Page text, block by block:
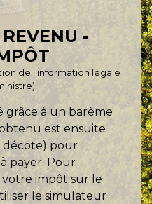
-
de l'information légale
grâce à un barème
est ensuite
décote) pour
payer. Pour
impôt sur le
le simulateur